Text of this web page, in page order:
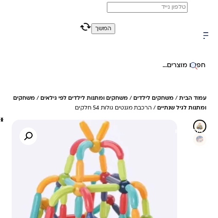
משלוח מהיר חינם בקניה מעל 299 ₪ (למעט ריהוט)
חיפוש באתר
עמוד הבית/משחקים לילדים/משחקים ומתנות לילדים לפי גילאים/משחקים
ומתנות לגיל שנתיים/ הרכבת מגנטים גולות 54 חלקים
51%- חיסכון
המשך